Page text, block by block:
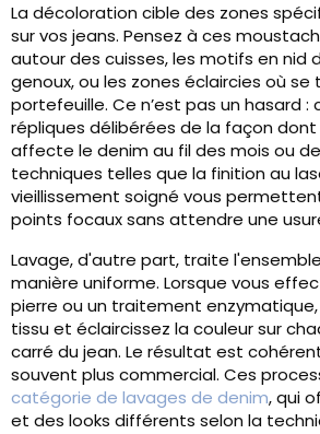
La décoloration cible des zones
sur vos jeans. Pensez à ces
autour des cuisses, les motifs en nid
genoux, ou les zones éclaircies où se
portefeuille. Ce n’est pas un hasard :
répliques délibérées de la façon dont
affecte le denim au fil des mois ou
techniques telles que la finition au
vieillissement soigné vous
points focaux sans attendre une
Lavage, d'autre part, traite
manière uniforme. Lorsque vous
pierre ou un traitement
tissu et éclaircissez la couleur sur
carré du jean. Le résultat est
souvent plus commercial. Ces
catégorie de lavages de denim, qui
et des looks différents selon la